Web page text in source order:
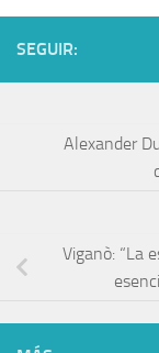
SEGUIR:
Alexander
Viganò: “La